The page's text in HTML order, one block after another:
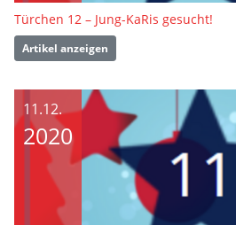
Türchen 12 – Jung-KaRis gesucht!
Artikel anzeigen
11.12.
2020